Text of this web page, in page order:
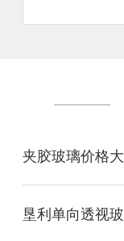
夹胶玻璃价格
垦利单向透视